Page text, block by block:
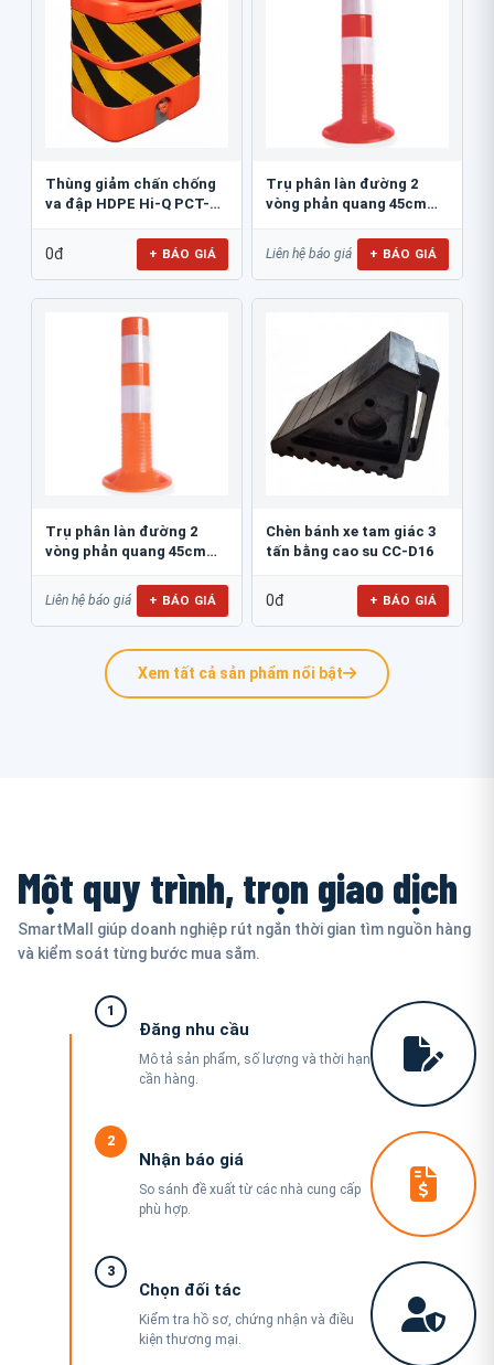
Thùng giảm chấn chống
va đập HDPE Hi-Q PCT-
0đ + BÁO GIÁ
Trụ phân làn đường 2
vòng phản quang 45cm
Liên hệ báo giá + BÁO GIÁ
Trụ phân làn đường 2
vòng phản quang 45cm
Liên hệ báo giá + BÁO GIÁ
Chèn bánh xe tam giác 3
tấn bằng cao su CC-D16
0đ + BÁO GIÁ
Xem tất cả sản phẩm nổi bật
Một quy trình, trọn giao dịch
SmartMall giúp doanh nghiệp rút ngắn thời gian tìm nguồn hàng
và kiểm soát từng bước mua sắm.
1
Đăng nhu cầu
Mô tả sản phẩm, số lượng và thời hạn
cần hàng.
2
Nhận báo giá
So sánh đề xuất từ các nhà cung cấp
phù hợp.
3
Chọn đối tác
Kiểm tra hồ sơ, chứng nhận và điều
kiện thương mại.